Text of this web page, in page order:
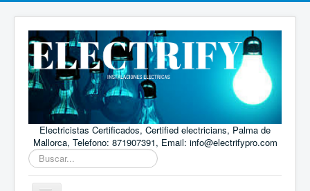
Electricistas Certificados, Certified electricians, Palma de
Mallorca, Telefono: 871907391, Email: info@electrifypro.com
Buscar...